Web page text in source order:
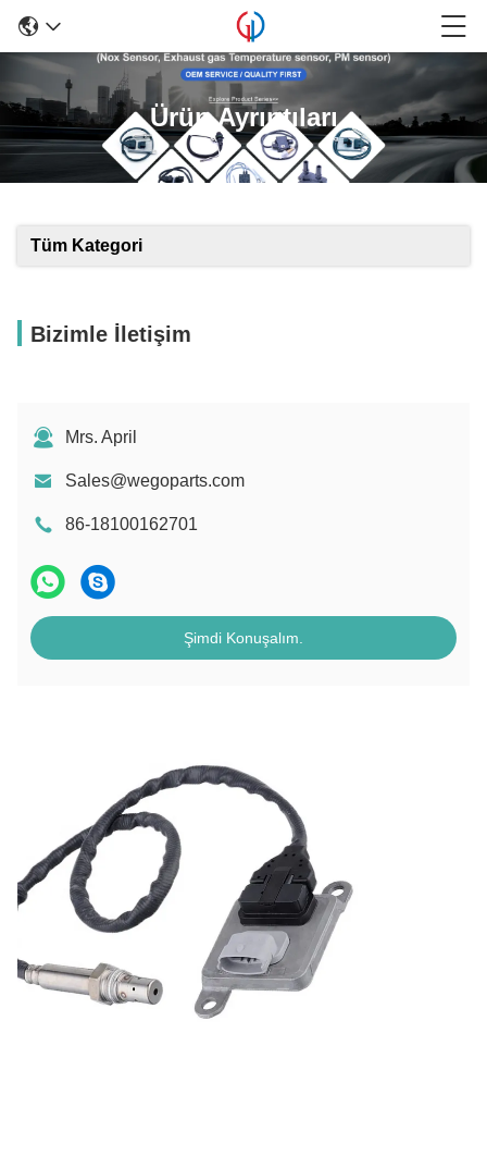
Ürün Ayrıntıları
Tüm Kategori
Bizimle İletişim
Mrs. April
Sales@wegoparts.com
86-18100162701
Şimdi Konuşalım.